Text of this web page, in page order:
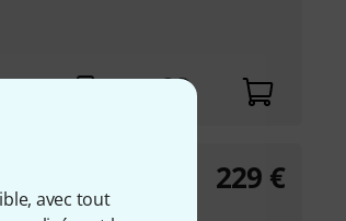
avec tout
229 €